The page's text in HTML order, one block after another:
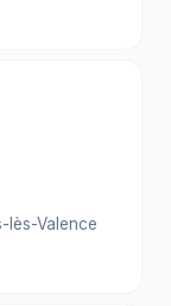
lès-Valence